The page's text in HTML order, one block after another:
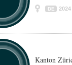
DE 2024
Kanton